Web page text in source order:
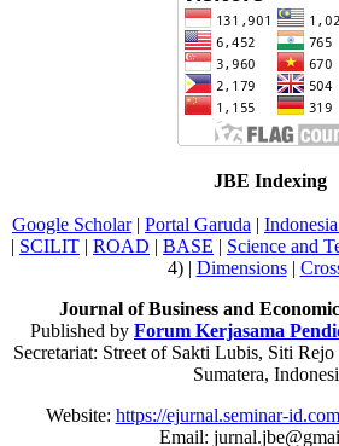
JBE Indexing
Google Scholar| Portal Garuda |
| SCILIT | ROAD | BASE | Science and
4) | Dimensions|
Journal of Business and
Published by Forum Kerjasama
Secretariat: Street of Sakti Lubis, Siti
Sumatera,
Website: https://ejurnal.seminar-
Email: